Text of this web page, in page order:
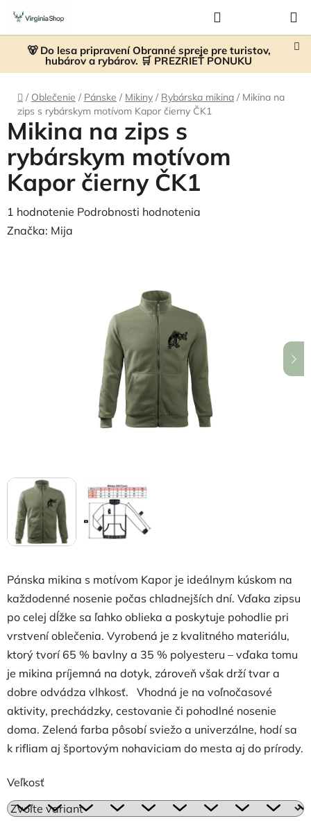
Prejsť
obsah
🐻 Do lesa pripravení Obranné spreje pre turistov,
hubárov a rybárov. 🛒 PREZRIEŤ PONUKU
KOŠÍK
Domov
/ Oblečenie / Pánske / Mikiny / Rybárska mikina / Mikina na
zips s rybárskym motívom Kapor čierny ČK1
Pánska mikina s motívom Kapor je ideálnym kúskom na
každodenné nosenie počas chladnejších dní. Vďaka zipsu
po celej dĺžke sa ľahko oblieka a poskytuje pohodlie pri
vrstvení oblečenia. Vyrobená je z kvalitného materiálu,
ktorý tvorí 65 % bavlny a 35 % polyesteru – vďaka tomu
je mikina príjemná na dotyk, zároveň však drží tvar a
dobre odvádza vlhkosť. Vhodná je na voľnočasové
aktivity, prechádzky, cestovanie či pohodlné nosenie
doma. Zelená farba pôsobí sviežo a univerzálne, hodí sa
k rifliam aj športovým nohaviciam do mesta aj do prírody.
Veľkosť
Mikina na zips s
rybárskym motívom
Kapor čierny ČK1
Priemerné
hodnotenie
1 hodnotenie Podrobnosti hodnotenia
Značka: Mija